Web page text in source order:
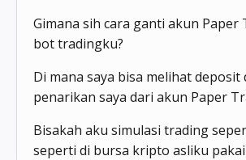
Gimana sih cara ganti akun Paper
bot tradingku?
Di mana saya bisa melihat deposit
penarikan saya dari akun Paper
Bisakah aku simulasi trading
seperti di bursa kripto asliku pakai